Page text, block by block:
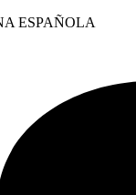
ESPAÑOLA